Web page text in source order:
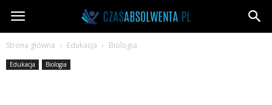
CzasAbsolwenta.pl
Strona główna Edukacja Biologia
Edukacja Biologia